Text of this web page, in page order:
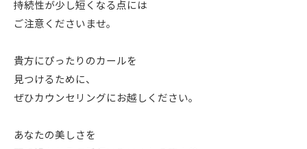
持続性が少し短くなる点には
ご注意くださいませ。
貴方にぴったりのカールを
見つけるために、
ぜひカウンセリングにお越しください。
あなたの美しさを